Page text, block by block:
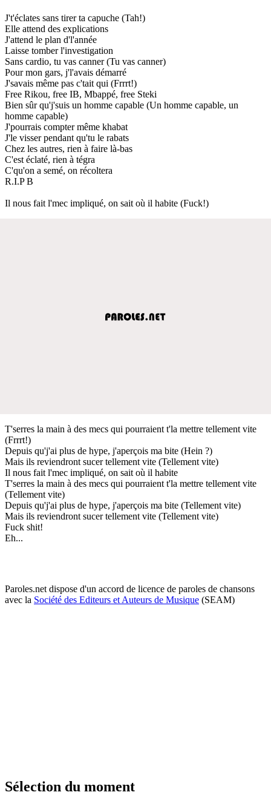
J't'éclates sans tirer ta capuche (Tah!)
Elle attend des explications
J'attend le plan d'l'année
Laisse tomber l'investigation
Sans cardio, tu vas canner (Tu vas canner)
Pour mon gars, j'l'avais démarré
J'savais même pas c'tait qui (Frrrt!)
Free Rikou, free IB, Mbappé, free Steki
Bien sûr qu'j'suis un homme capable (Un homme capable, un
homme capable)
J'pourrais compter même khabat
J'le visser pendant qu'tu le rabats
Chez les autres, rien à faire là-bas
C'est éclaté, rien à tégra
C'qu'on a semé, on récoltera
R.I.P B
Il nous fait l'mec impliqué, on sait où il habite (Fuck!)
T'serres la main à des mecs qui pourraient t'la mettre tellement vite
(Frrrt!)
Depuis qu'j'ai plus de hype, j'aperçois ma bite (Hein ?)
Mais ils reviendront sucer tellement vite (Tellement vite)
Il nous fait l'mec impliqué, on sait où il habite
T'serres la main à des mecs qui pourraient t'la mettre tellement vite
(Tellement vite)
Depuis qu'j'ai plus de hype, j'aperçois ma bite (Tellement vite)
Mais ils reviendront sucer tellement vite (Tellement vite)
Fuck shit!
Eh...
Paroles.net dispose d'un accord de licence de paroles de chansons
avec la Société des Editeurs et Auteurs de Musique (SEAM)
Sélection du moment